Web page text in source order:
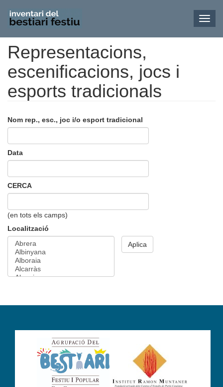
Vés
contingut
Representacions,
escenificacions, jocs i
esports tradicionals
Nom rep., esc., joc i/o esport tradicional
Data
CERCA
(en tots els camps)
Localització
Aplica